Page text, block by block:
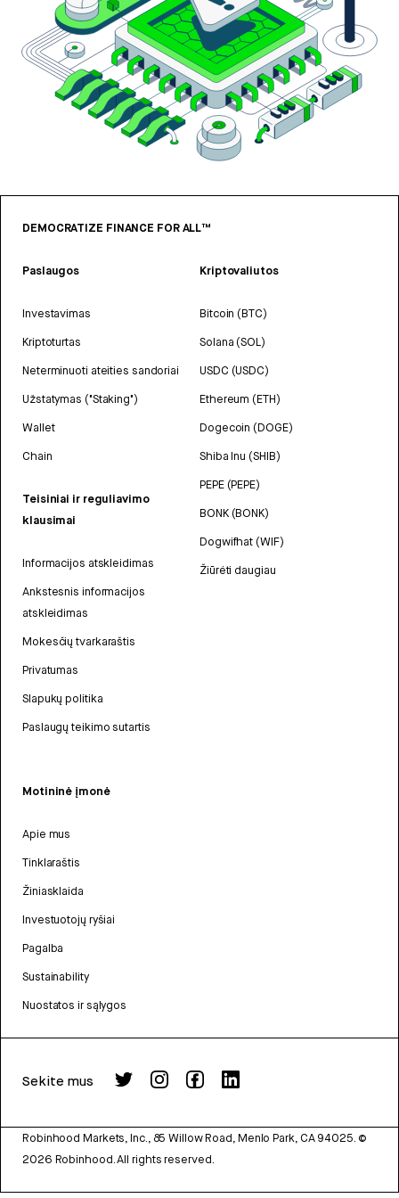
DEMOCRATIZE FINANCE FOR ALL™
Paslaugos
Investavimas
Kriptoturtas
Neterminuoti ateities sandoriai
Užstatymas ("Staking")
Wallet
Chain
Teisiniai ir reguliavimo
klausimai
Informacijos atskleidimas
Ankstesnis informacijos
atskleidimas
Mokesčių tvarkaraštis
Privatumas
Slapukų politika
Paslaugų teikimo sutartis
Kriptovaliutos
Bitcoin (BTC)
Solana (SOL)
USDC (USDC)
Ethereum (ETH)
Dogecoin (DOGE)
Shiba Inu (SHIB)
PEPE (PEPE)
BONK (BONK)
Dogwifhat (WIF)
Žiūrėti daugiau
Motininė įmonė
Apie mus
Tinklaraštis
Žiniasklaida
Investuotojų ryšiai
Pagalba
Sustainability
Nuostatos ir sąlygos
Sekite mus
Robinhood Markets, Inc., 85 Willow Road, Menlo Park, CA 94025. ©
2026 Robinhood. All rights reserved.